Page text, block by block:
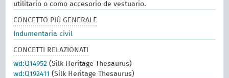
utilitario o como accesorio de vestuario.
CONCETTO PIÙ GENERALE
Indumentaria civil
CONCETTI RELAZIONATI
wd:Q14952 (Silk Heritage Thesaurus)
wd:Q192411 (Silk Heritage Thesaurus)